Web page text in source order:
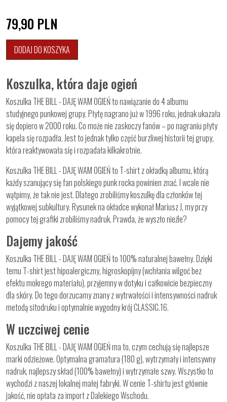
79,90 PLN
DODAJ DO KOSZYKA
Koszulka, która daje ogień
Koszulka THE BILL - DAJĘ WAM OGIEŃ to nawiązanie do 4 albumu
studyjnego punkowej grupy. Płytę nagrano już w 1996 roku, jednak ukazała
się dopiero w 2000 roku. Co może nie zaskoczy fanów – po nagraniu płyty
kapela się rozpadła. Jest to jednak tylko część burzliwej historii tej grupy,
która reaktywowała się i rozpadała kilkakrotnie.
Koszulka THE BILL - DAJĘ WAM OGIEŃ to T-shirt z okładką albumu, którą
każdy szanujący się fan polskiego punk rocka powinien znać. I wcale nie
wątpimy, że tak nie jest. Dlatego zrobiliśmy koszulkę dla członków tej
wyjątkowej subkultury. Rysunek na okładce wykonał Mariusz J, my przy
pomocy tej grafiki zrobiliśmy nadruk. Prawda, że wyszło nieźle?
Dajemy jakość
Koszulka THE BILL - DAJĘ WAM OGIEŃ to 100% naturalnej bawełny. Dzięki
temu T-shirt jest hipoalergiczny, higroskopijny (wchłania wilgoć bez
efektu mokrego materiału), przyjemny w dotyku i całkowicie bezpieczny
dla skóry. Do tego dorzucamy znany z wytrwałości i intensywności nadruk
metodą sitodruku i optymalnie wygodny krój CLASSIC.16.
W uczciwej cenie
Koszulka THE BILL - DAJĘ WAM OGIEŃ ma to, czym cechują się najlepsze
marki odzieżowe. Optymalna gramatura (180 g), wytrzymały i intensywny
nadruk, najlepszy skład (100% bawełny) i wytrzymałe szwy. Wszystko to
wychodzi z naszej lokalnej małej fabryki. W cenie T-shirtu jest głównie
jakość, nie opłata za import z Dalekiego Wschodu.